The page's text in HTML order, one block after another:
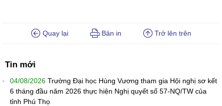
Quay lại Bản in Trở lên trên
Tin mới
04/08/2026 Trường Đại học Hùng Vương tham gia Hội nghị sơ kết
6 tháng đầu năm 2026 thực hiện Nghị quyết số 57-NQ/TW của
tỉnh Phú Thọ